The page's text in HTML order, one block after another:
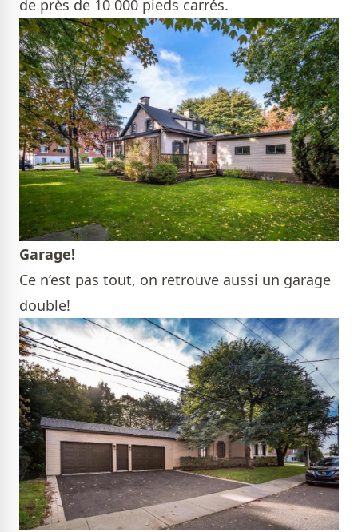
de près de 10 000 pieds carrés.
Garage!
Ce n’est pas tout, on retrouve aussi un garage
double!